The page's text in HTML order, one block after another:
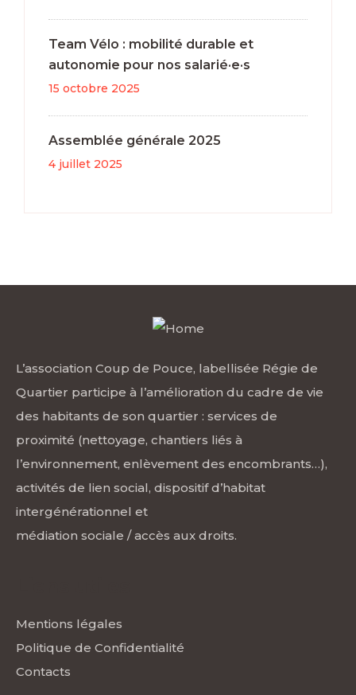
Team Vélo : mobilité durable et
autonomie pour nos salarié·e·s
15 octobre 2025
Assemblée générale 2025
4 juillet 2025
L’association Coup de Pouce, labellisée Régie de
Quartier participe à l’amélioration du cadre de vie
des habitants de son quartier : services de
proximité (nettoyage, chantiers liés à
l’environnement, enlèvement des encombrants…),
activités de lien social, dispositif d’habitat
intergénérationnel et
médiation sociale / accès aux droits.
Mentions légales
Politique de Confidentialité
Contacts